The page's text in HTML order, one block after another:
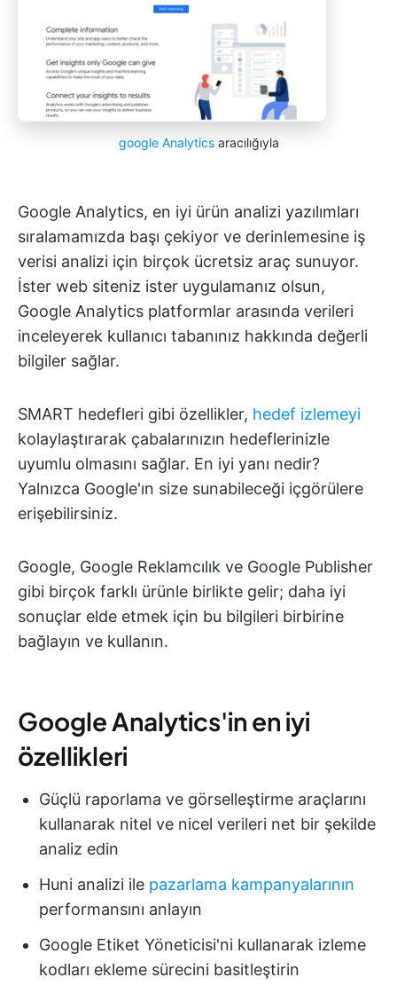
google Analyticsaracılığıyla
Google Analytics, en iyi ürün analizi yazılımları
sıralamamızda başı çekiyor ve derinlemesine iş
verisi analizi için birçok ücretsiz araç sunuyor.
İster web siteniz ister uygulamanız olsun,
Google Analytics platformlar arasında verileri
inceleyerek kullanıcı tabanınız hakkında değerli
bilgiler sağlar.
SMART hedefleri gibi özellikler, hedef izlemeyi
kolaylaştırarak çabalarınızın hedeflerinizle
uyumlu olmasını sağlar. En iyi yanı nedir?
Yalnızca Google'ın size sunabileceği içgörülere
erişebilirsiniz.
Google, Google Reklamcılık ve Google Publisher
gibi birçok farklı ürünle birlikte gelir; daha iyi
sonuçlar elde etmek için bu bilgileri birbirine
bağlayın ve kullanın.
Google Analytics'in en iyi
özellikleri
Güçlü raporlama ve görselleştirme araçlarını
kullanarak nitel ve nicel verileri net bir şekilde
analiz edin
Huni analizi ile pazarlama kampanyalarının
performansını anlayın
Google Etiket Yöneticisi'ni kullanarak izleme
kodları ekleme sürecini basitleştirin